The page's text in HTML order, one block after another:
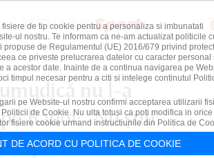
nu l-a
Rădoi: ”Nu ştiu
timpul necesar!”
fisiere de tip cookie pentru a personaliza si imbunatati
ul nostru. Te informam ca ne-am actualizat politicile
propuse de Regulamentul (UE) 2016/679 privind
ce priveste prelucrarea datelor cu caracter personal
a acestor date. Inainte de a continua navigarea pe
timpul necesar pentru a citi si intelege continutul
pe Website-ul nostru confirmi acceptarea utilizarii
de Cookie. Nu uita totusi ca poti modifica in orice
fisiere cookie urmand instructiunile din Politica de
DE ACORD CU POLITICA DE COOKIE